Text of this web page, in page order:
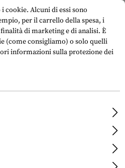
cookie. Alcuni di essi sono
per il carrello della spesa, i
di marketing e di analisi. È
(come consigliamo) o solo quelli
informazioni sulla protezione dei